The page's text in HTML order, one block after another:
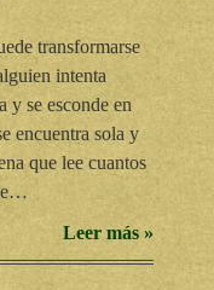
transformarse
intenta
y se esconde en
encuentra sola y
que lee cuantos
Leer más »